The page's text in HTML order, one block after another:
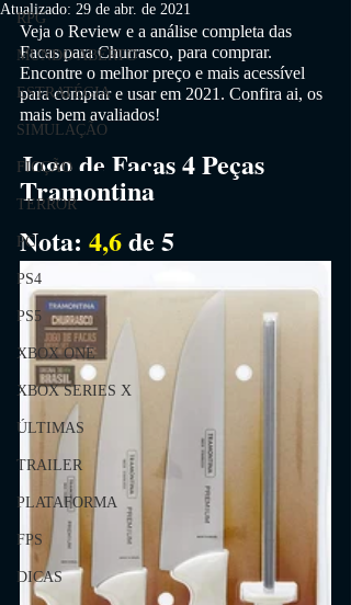
RPG
MUNDO ABERTO
ESTRATÉGIA
SIMULAÇÃO
FICÇÃO
TERROR
PC
PS4
PS5
XBOX ONE
XBOX SERIES X
ÚLTIMAS
TRAILER
PLATAFORMA
FPS
DICAS
Atualizado: 29 de abr. de 2021
Veja o Review e a análise completa das
Facas para Churrasco, para comprar.
Encontre o melhor preço e mais acessível
para comprar e usar em 2021. Confira ai, os
mais bem avaliados!
Jogo de Facas 4 Peças
Tramontina
Nota: 4,6 de 5